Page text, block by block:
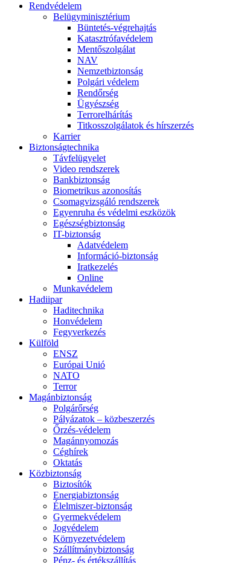
Rendvédelem
Belügyminisztérium
Büntetés-végrehajtás
Katasztrófavédelem
Mentőszolgálat
NAV
Nemzetbiztonság
Polgári védelem
Rendőrség
Ügyészség
Terrorelhárítás
Titkosszolgálatok és hírszerzés
Karrier
Biztonságtechnika
Távfelügyelet
Video rendszerek
Bankbiztonság
Biometrikus azonosítás
Csomagvizsgáló rendszerek
Egyenruha és védelmi eszközök
Egészségbiztonság
IT-biztonság
Adatvédelem
Információ-biztonság
Iratkezelés
Online
Munkavédelem
Hadiipar
Haditechnika
Honvédelem
Fegyverkezés
Külföld
ENSZ
Európai Unió
NATO
Terror
Magánbiztonság
Polgárőrség
Pályázatok – közbeszerzés
Őrzés-védelem
Magánnyomozás
Céghírek
Oktatás
Közbiztonság
Biztosítók
Energiabiztonság
Élelmiszer-biztonság
Gyermekvédelem
Jogvédelem
Környezetvédelem
Szállítmánybiztonság
Pénz- és értékszállítás